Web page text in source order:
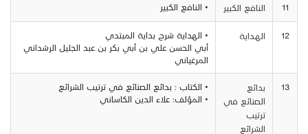
11 النافع الكبير • النافع الكبير
12 الهـداية
• الهداية شرح بداية المبتدي
أبي الحسن علي بن أبي بكر بن عبد الجليل الرشداني
المرغياني
13
بدائع
الصنائع في
ترتيب
الشرائع
• الكتاب : بدائع الصنائع في ترتيب الشرائع
• المؤلف: علاء الدين الكاساني